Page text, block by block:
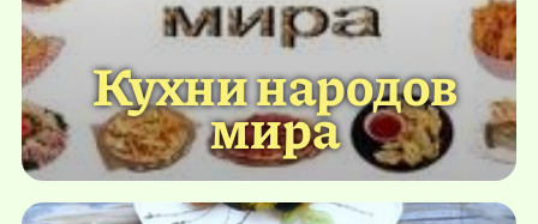
Кухни народов
мира